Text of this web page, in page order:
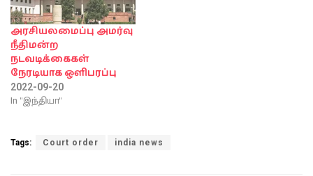
அரசியலமைப்பு அமர்வு
நீதிமன்ற
நடவடிக்கைகள்
நேரடியாக ஒளிபரப்பு
2022-09-20
In "இந்தியா"
Tags: Court order india news